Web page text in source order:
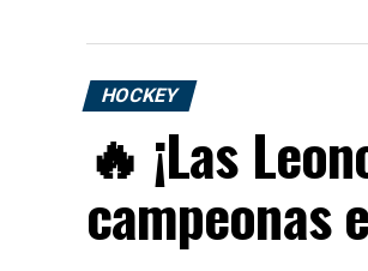
HOCKEY
🔥 ¡Las
campeonas